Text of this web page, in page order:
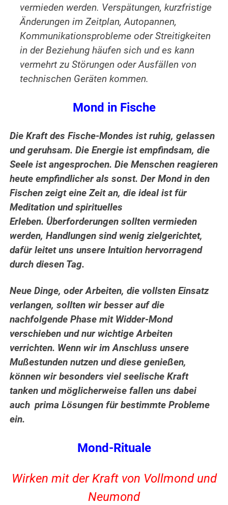
vermieden werden. Verspätungen, kurzfristige
Änderungen im Zeitplan, Autopannen,
Kommunikationsprobleme oder Streitigkeiten
in der Beziehung häufen sich und es kann
vermehrt zu Störungen oder Ausfällen von
technischen Geräten kommen.
Mond in Fische
Die Kraft des Fische-Mondes ist ruhig, gelassen
und geruhsam.Die Energie ist empfindsam, die
Seele ist angesprochen. Die Menschen reagieren
heute empfindlicher als sonst. Der Mond in den
Fischen zeigt eine Zeit an, die ideal ist für
Meditation und spirituelles
Erleben. Überforderungen sollten vermieden
werden, Handlungen sind wenig zielgerichtet,
dafür leitet uns unsere Intuition hervorragend
durch diesen Tag.
Neue Dinge, oder Arbeiten, die vollsten Einsatz
verlangen, sollten wir besser auf die
nachfolgende Phase mit Widder-Mond
verschieben und nur wichtige Arbeiten
verrichten. Wenn wir im Anschluss unsere
Mußestunden nutzen und diese genießen,
können wir besonders viel seelische Kraft
tanken und möglicherweise fallen uns dabei
auch prima Lösungen für bestimmte Probleme
ein.
Mond-Rituale
Wirken mit der Kraft von Vollmond und
Neumond